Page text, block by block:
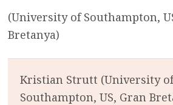
(University of Southampton,
Bretanya)
Kristian Strutt (University
Southampton, US, Gran